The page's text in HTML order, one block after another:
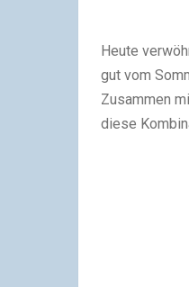
Heute
gut vom
Zusammen
diese